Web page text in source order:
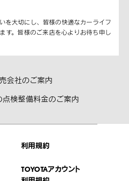
を大切にし、皆様の快適なカーライフ
す。皆様のご来店を心よりお待ち申し
会社のご案内
点検整備料金のご案内
利用規約
TOYOTAアカウント